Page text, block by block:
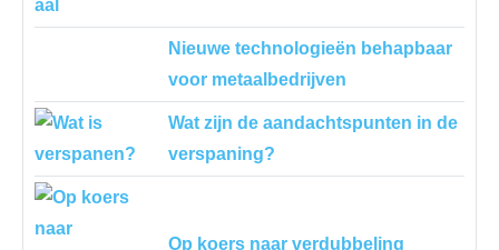
Nieuwe technologieën behapbaar
voor metaalbedrijven
Wat zijn de aandachtspunten in de
verspaning?
Op koers naar verdubbeling